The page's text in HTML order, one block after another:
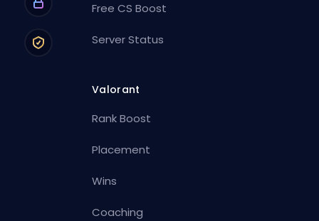
Free CS Boost
Server Status
Valorant
Rank Boost
Placement
Wins
Coaching